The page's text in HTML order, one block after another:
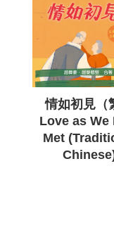
情如初見（
Love as We
Met